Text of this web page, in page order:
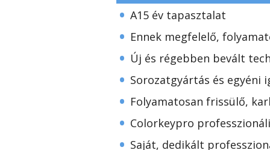
• A15 év tapasztalat
• Ennek megfelelő,
• Új és régebben bevált
• Sorozatgyártás és egyéni
• Folyamatosan frissülő,
• Colorkeypro
• Saját, dedikált